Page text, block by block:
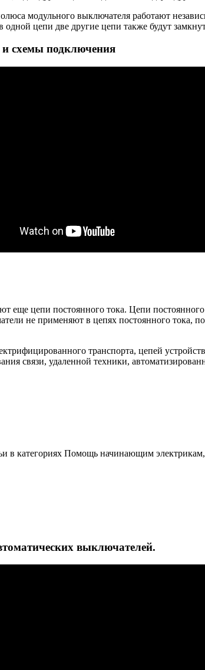
модульного выключателя работают
цепи две другие цепи также будут
схемы подключения
еще цепи постоянного тока. Цепи
не применяют в цепях постоянного тока,
транспорта, цепей
связи, удаленной техники,
в категориях Помощь начинающим
выключателей.